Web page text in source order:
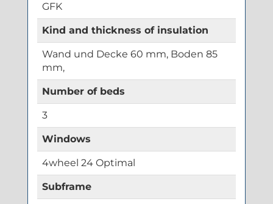
GFK
Kind and thickness of insulation
Wand und Decke 60 mm, Boden 85
mm,
Number of beds
3
Windows
4wheel 24 Optimal
Subframe